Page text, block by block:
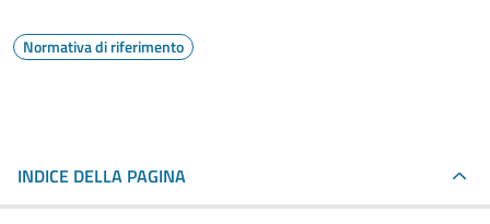
Normativa di riferimento
INDICE DELLA PAGINA